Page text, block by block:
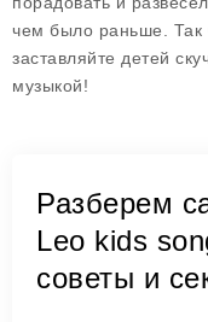
чем было раньше. Так
заставляйте детей
музыкой!
Разберем
Leo kids
советы и